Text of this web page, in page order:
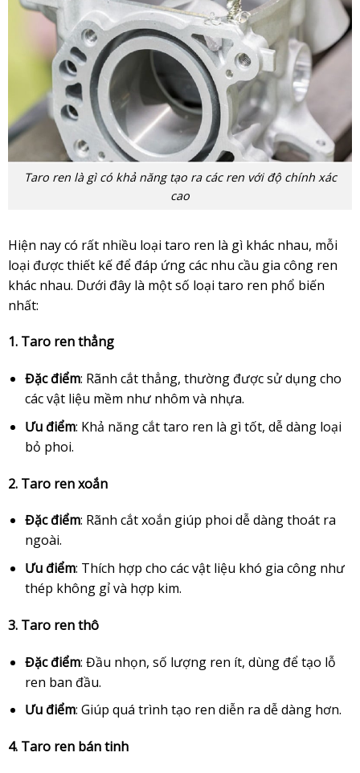
Taro ren là gì có khả năng tạo ra các ren với độ chính xác
cao
Hiện nay có rất nhiều loại taro ren là gì khác nhau, mỗi
loại được thiết kế để đáp ứng các nhu cầu gia công ren
khác nhau. Dưới đây là một số loại taro ren phổ biến
nhất:
1. Taro ren thẳng
Đặc điểm: Rãnh cắt thẳng, thường được sử dụng cho
các vật liệu mềm như nhôm và nhựa.
Ưu điểm: Khả năng cắt taro ren là gì tốt, dễ dàng loại
bỏ phoi.
2. Taro ren xoắn
Đặc điểm: Rãnh cắt xoắn giúp phoi dễ dàng thoát ra
ngoài.
Ưu điểm: Thích hợp cho các vật liệu khó gia công như
thép không gỉ và hợp kim.
3. Taro ren thô
Đặc điểm: Đầu nhọn, số lượng ren ít, dùng để tạo lỗ
ren ban đầu.
Ưu điểm: Giúp quá trình tạo ren diễn ra dễ dàng hơn.
4. Taro ren bán tinh